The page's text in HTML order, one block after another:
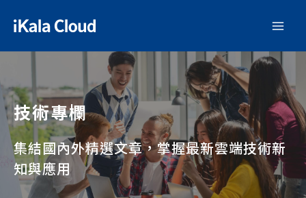
技術專欄
集結國內外精選文章，掌握最新雲端技術新
知與應用